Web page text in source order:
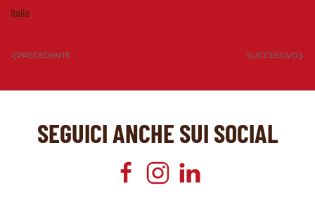
Italia
PRECEDENTE SUCCESSIVO
SEGUICI ANCHE SUI SOCIAL